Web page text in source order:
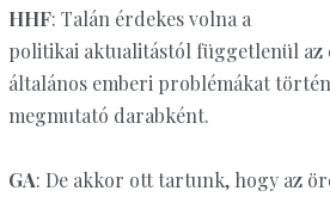
HHF: Talán érdekes volna a
politikai aktualitástól függetlenül az
általános emberi problémákat
megmutató darabként.
GA: De akkor ott tartunk, hogy az